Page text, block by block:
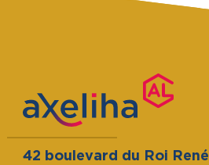
42 boulevard du Roi René